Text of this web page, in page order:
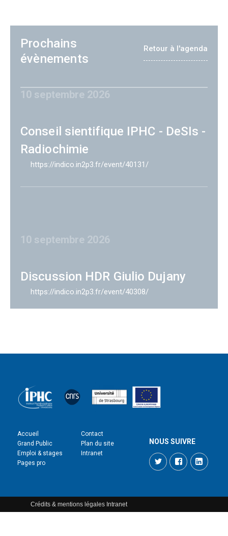
Prochains
évènements
Retour à l'agenda
10 septembre 2026
Conseil sientifique IPHC - DeSIs -
Radiochimie
https://indico.in2p3.fr/event/40131/
10 septembre 2026
Discussion HDR Giulio Dujany
https://indico.in2p3.fr/event/40308/
Accueil
Grand Public
Emploi & stages
Pages pro
Contact
Plan du site
Intranet
NOUS SUIVRE
TwitterFacebook
Crédits & mentions légales Intranet